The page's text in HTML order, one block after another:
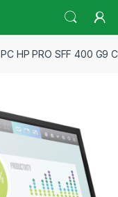
PC HP PRO SFF 400 G9